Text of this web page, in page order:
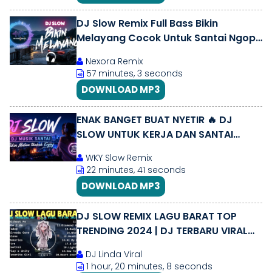
DJ Slow Remix Full Bass Bikin
Melayang Cocok Untuk Santai Ngopi
Remix
Nexora Remix
57 minutes, 3 seconds
DOWNLOAD MP3
ENAK BANGET BUAT NYETIR 🔥 DJ
SLOW UNTUK KERJA DAN SANTAI
SEMANGAT
WKY Slow Remix
22 minutes, 41 seconds
DOWNLOAD MP3
DJ SLOW REMIX LAGU BARAT TOP
TRENDING 2024 | DJ TERBARU VIRAL
SANTAI
DJ Linda Viral
1 hour, 20 minutes, 8 seconds